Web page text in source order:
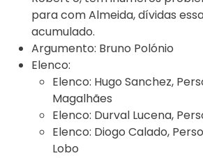
para com Almeida, dívidas
acumulado.
Argumento: Bruno Polónio
Elenco:
Elenco: Hugo Sanchez,
Magalhães
Elenco: Durval Lucena,
Elenco: Diogo Calado,
Lobo